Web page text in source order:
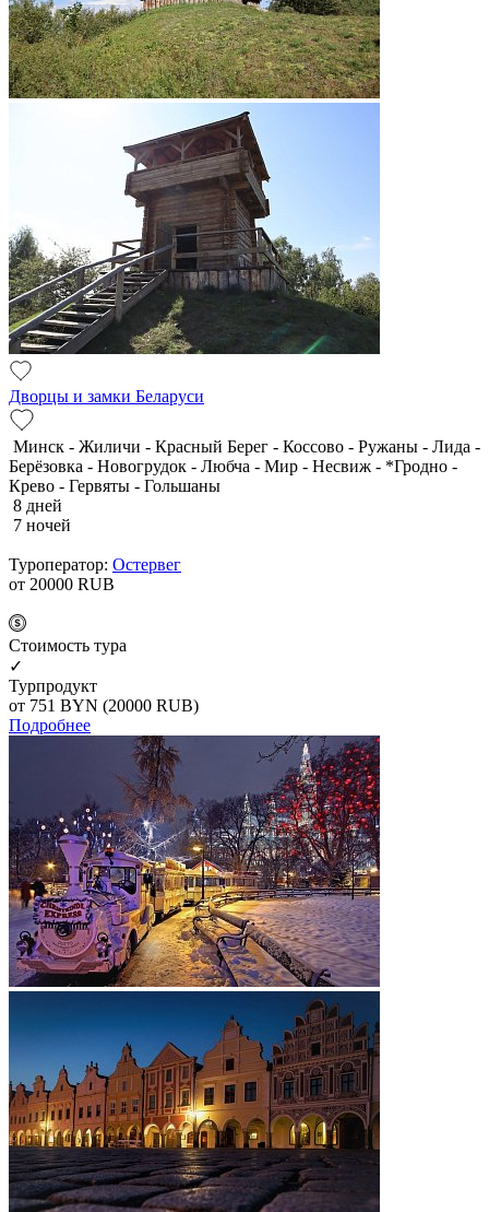
Дворцы и замки Беларуси
Минск - Жиличи - Красный Берег - Коссово - Ружаны - Лида -
Берёзовка - Новогрудок - Любча - Мир - Несвиж - *Гродно -
Крево - Гервяты - Гольшаны
8 дней
7 ночей
Туроператор: Остервег
от 20000 RUB
Cтоимость тура
✓
Турпродукт
от 751 BYN (20000 RUB)
Подробнее